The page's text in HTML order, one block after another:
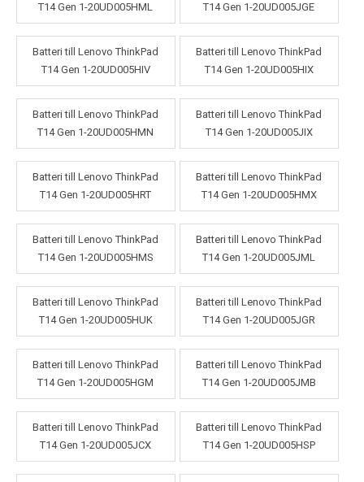
T14 Gen 1-20UD005HML
T14 Gen 1-20UD005JGE
Batteri till Lenovo ThinkPad
T14 Gen 1-20UD005HIV
Batteri till Lenovo ThinkPad
T14 Gen 1-20UD005HIX
Batteri till Lenovo ThinkPad
T14 Gen 1-20UD005HMN
Batteri till Lenovo ThinkPad
T14 Gen 1-20UD005JIX
Batteri till Lenovo ThinkPad
T14 Gen 1-20UD005HRT
Batteri till Lenovo ThinkPad
T14 Gen 1-20UD005HMX
Batteri till Lenovo ThinkPad
T14 Gen 1-20UD005HMS
Batteri till Lenovo ThinkPad
T14 Gen 1-20UD005JML
Batteri till Lenovo ThinkPad
T14 Gen 1-20UD005HUK
Batteri till Lenovo ThinkPad
T14 Gen 1-20UD005JGR
Batteri till Lenovo ThinkPad
T14 Gen 1-20UD005HGM
Batteri till Lenovo ThinkPad
T14 Gen 1-20UD005JMB
Batteri till Lenovo ThinkPad
T14 Gen 1-20UD005JCX
Batteri till Lenovo ThinkPad
T14 Gen 1-20UD005HSP